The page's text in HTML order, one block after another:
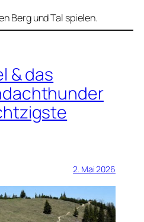
Berg und Tal spielen.
& das
2. Mai 2026